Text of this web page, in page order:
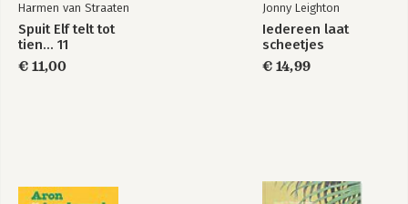
Harmen van Straaten
Spuit Elf telt tot
tien… 11
€ 11,00
Jonny Leighton
Iedereen laat
scheetjes
€ 14,99